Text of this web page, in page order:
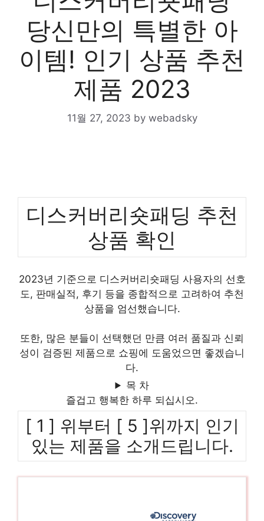
당신만의 특별한 아
이템! 인기 상품 추천
제품 2023
11월 27, 2023 by webadsky
디스커버리숏패딩 추천
상품 확인
2023년 기준으로 디스커버리숏패딩 사용자의 선호
도, 판매실적, 후기 등을 종합적으로 고려하여 추천
상품을 엄선했습니다.
또한, 많은 분들이 선택했던 만큼 여러 품질과 신뢰
성이 검증된 제품으로 쇼핑에 도움었으면 좋겠습니
다.
목 차
즐겁고 행복한 하루 되십시오.
[ 1 ] 위부터 [ 5 ]위까지 인기
있는 제품을 소개드립니다.